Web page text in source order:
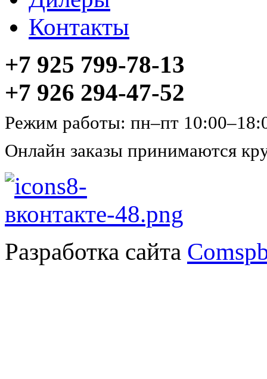
Контакты
+7 925 799-78-13
+7 926 294-47-52
Режим работы: пн–пт
Онлайн заказы принимаются
Разработка сайта